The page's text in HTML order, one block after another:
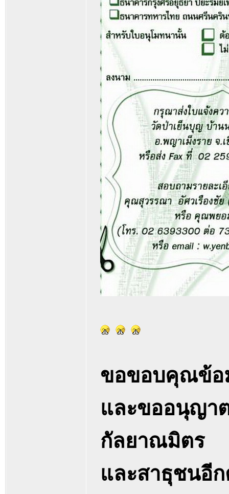
ขอขอบคุณข้อ
และขออนุญา
กัลยาณมิตร
และสาธุชนอี